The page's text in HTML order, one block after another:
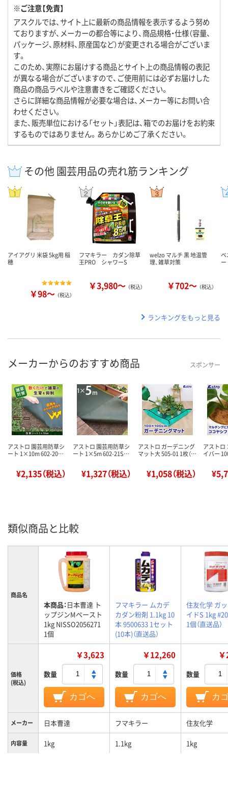
※ご注意【免責】
アスクルでは、サイト上に最新の商品情報を表示するよう努め
ておりますが、メーカーの都合等により、商品規格・仕様（容量、
パッケージ、原材料、原産国など）が変更される場合がございま
す。
このため、実際にお届けする商品とサイト上の商品情報の表記
が異なる場合がございますので、ご使用前には必ずお届けした
商品の商品ラベルや注意書きをご確認ください。
さらに詳細な商品情報が必要な場合は、メーカー等にお問い合
わせください。
また、販売単位における「セット」表記は、箱でのお届けをお約束
するものではありません。あらかじめご了承ください。
その他 園芸用品の売れ筋ランキング
アイアグリ 米袋 5kg用 稲
穂
￥98～ （税込）
フマキラー カダン除草
王PRO シャワーS
￥3,980～ （税込）
welzo マルチ 黒 地温管
理、雑草対策
￥702～ （税込）
ベ
ー
ランキングをもっと見る
メーカーからのおすすめ商品 スポンサー
アストロ 園芸用防草シ
ート 1×10m 602-20…
¥2,135（税込）
アストロ 園芸用防草シ
ート 1×5m 602-21S…
¥1,327（税込）
アストロ ガーデニング
マット大 505-01 1枚（…
¥1,058（税込）
アストロ
イバー
類似商品と比較
商品名
本商品：日本曹達 ト
ップジンMペースト
1kg NISSO2056271
1個
フマキラー ムカデ
カダン粉剤 1.1kg 10
本 9500633 1セット
(10本)（直送品）
住友化学 ガ
イドS 1kg
1個（直送品）
価格
(税込)
￥3,623
数量
カゴへ
￥12,260
数量
カゴへ
数量
カ
メーカー 日本曹達 フマキラー 住友化学
内容量 1kg 1.1kg 1kg